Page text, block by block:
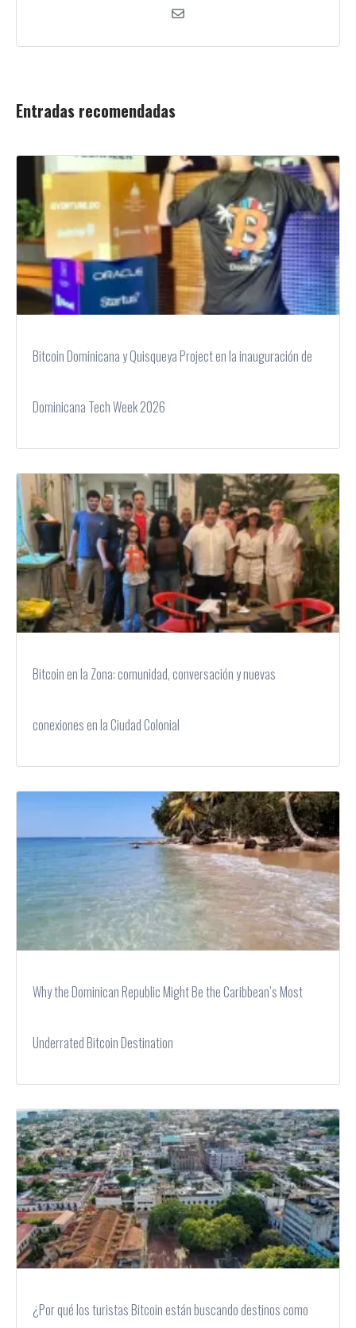
Entradas recomendadas
Bitcoin Dominicana y Quisqueya Project en la inauguración de
Dominicana Tech Week 2026
Bitcoin en la Zona: comunidad, conversación y nuevas
conexiones en la Ciudad Colonial
Why the Dominican Republic Might Be the Caribbean’s Most
Underrated Bitcoin Destination
¿Por qué los turistas Bitcoin están buscando destinos como